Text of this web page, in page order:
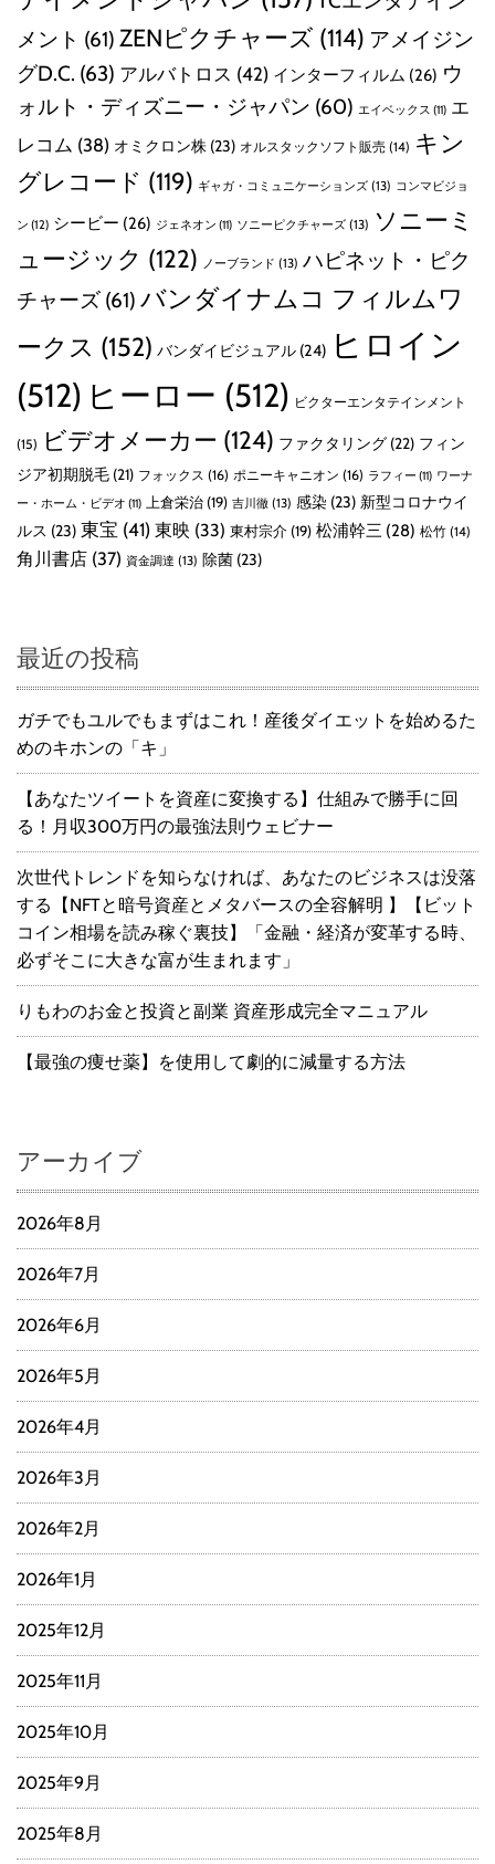
メント (61) ZENピクチャーズ (114) アメイジン
グD.C. (63) アルバトロス (42) インターフィルム (26) ウ
ォルト・ディズニー・ジャパン (60) エイベックス (11) エ
レコム (38) オミクロン株 (23) オルスタックソフト販売 (14) キン
グレコード (119) ギャガ・コミュニケーションズ (13) コンマビジョ
ン (12) シービー (26) ジェネオン (11) ソニーピクチャーズ (13) ソニーミ
ュージック (122) ノーブランド (13) ハピネット・ピク
チャーズ (61) バンダイナムコ フィルムワ
ークス (152) バンダイビジュアル (24) ヒロイン
(512) ヒーロー (512) ビクターエンタテインメント
(15) ビデオメーカー (124) ファクタリング (22) フィン
ジア初期脱毛 (21) フォックス (16) ポニーキャニオン (16) ラフィー (11) ワーナ
ー・ホーム・ビデオ (11) 上倉栄治 (19) 吉川徹 (13) 感染 (23) 新型コロナウイ
ルス (23) 東宝 (41) 東映 (33) 東村宗介 (19) 松浦幹三 (28) 松竹 (14)
角川書店 (37) 資金調達 (13) 除菌 (23)
最近の投稿
ガチでもユルでもまずはこれ！産後ダイエットを始めるた
めのキホンの「キ」
【あなたツイートを資産に変換する】仕組みで勝手に回
る！月収300万円の最強法則ウェビナー
次世代トレンドを知らなければ、あなたのビジネスは没落
する【NFTと暗号資産とメタバースの全容解明 】【ビット
コイン相場を読み稼ぐ裏技】「金融・経済が変革する時、
必ずそこに大きな富が生まれます」
りもわのお金と投資と副業 資産形成完全マニュアル
【最強の痩せ薬】を使用して劇的に減量する方法
アーカイブ
2026年8月
2026年7月
2026年6月
2026年5月
2026年4月
2026年3月
2026年2月
2026年1月
2025年12月
2025年11月
2025年10月
2025年9月
2025年8月